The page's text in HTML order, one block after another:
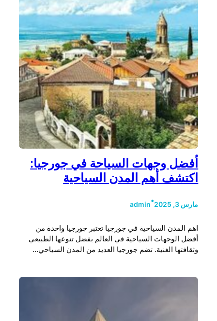
أفضل وجهات السياحة في جورجيا:
اكتشف أهم المدن السياحية
مارس 3, 2025 •
admin
اهم المدن السياحية في جورجيا تعتبر جورجيا واحدة من
أفضل الوجهات السياحية في العالم بفضل تنوعها الطبيعي
وثقافتها الغنية. تضم جورجيا العديد من المدن السياحي…